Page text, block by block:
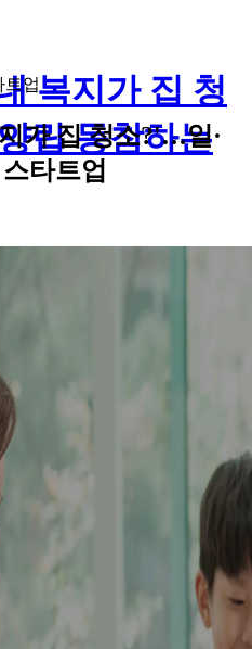
복지가 집 청
립 동참하는
트업
가 집 청소?'…일·
타트업